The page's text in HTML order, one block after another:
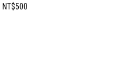
NT$500